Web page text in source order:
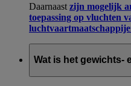
Daarnaast zijn mogelijk
toepassing op vluchten
Wat is het gewichts-